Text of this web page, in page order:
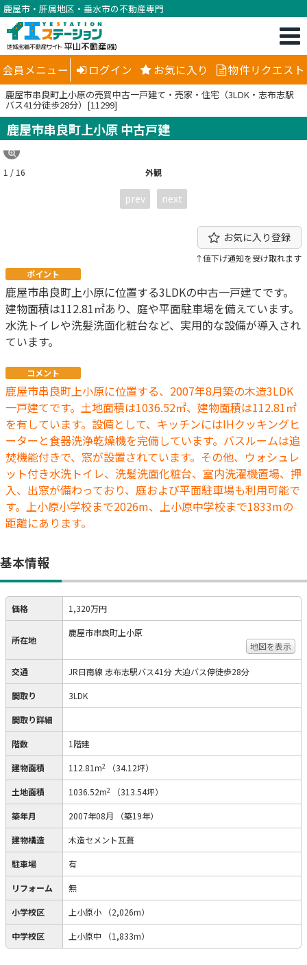
鹿屋市・肝属地区・垂水市の不動産専門
会員メニュー ログイン お気に入り 物件リクエスト
鹿屋市串良町上小原の売買中古一戸建て・売家・住宅（3LDK・志布志駅
バス41分徒歩28分）[11299]
鹿屋市串良町上小原 中古戸建
外観
1 / 16
prev next
お気に入り登録
↑値下げ通知を受け取れます
ポイント
鹿屋市串良町上小原に位置する3LDKの中古一戸建てです。
建物面積は112.81㎡あり、庭や平面駐車場を備えています。
水洗トイレや洗髪洗面化粧台など、実用的な設備が導入され
ています。
コメント
鹿屋市串良町上小原に位置する、2007年8月築の木造3LDK
一戸建てです。土地面積は1036.52㎡、建物面積は112.81㎡
を有しています。設備として、キッチンにはIHクッキングヒ
ーターと食器洗浄乾燥機を完備しています。バスルームは追
焚機能付きで、窓が設置されています。その他、ウォシュレ
ット付き水洗トイレ、洗髪洗面化粧台、室内洗濯機置場、押
入、出窓が備わっており、庭および平面駐車場も利用可能で
す。上小原小学校まで2026m、上小原中学校まで1833mの
距離にあります。
基本情報
価格 1,320万円
所在地
鹿屋市串良町上小原
地図を表示
交通 JR日南線 志布志駅バス41分 大迫バス停徒歩28分
間取り 3LDK
間取り詳細
階数 1階建
建物面積 112.81m2 （34.12坪）
土地面積 1036.52m2 （313.54坪）
築年月 2007年08月 （築19年）
建物構造 木造セメント瓦葺
駐車場 有
リフォーム 無
小学校区 上小原小 （2,026m）
中学校区 上小原中 （1,833m）